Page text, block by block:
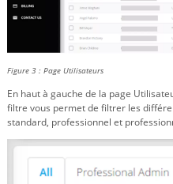
Figure 3 : Page Utilisateurs
En haut à gauche de la page
filtre vous permet de filtrer les
standard, professionnel et